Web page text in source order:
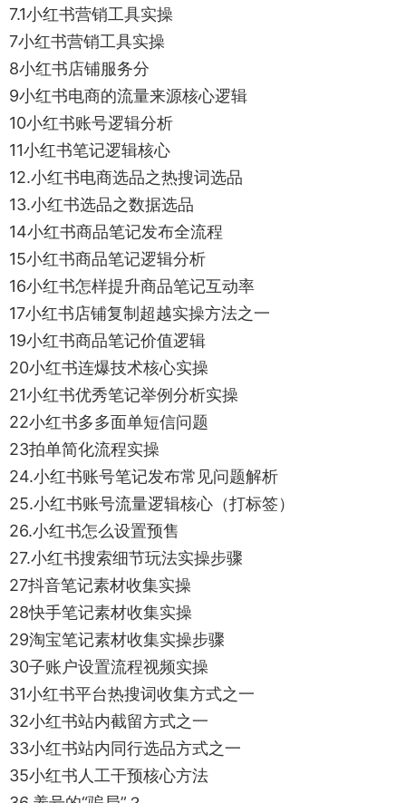
7.1小红书营销工具实操
7小红书营销工具实操
8小红书店铺服务分
9小红书电商的流量来源核心逻辑
10小红书账号逻辑分析
11小红书笔记逻辑核心
12.小红书电商选品之热搜词选品
13.小红书选品之数据选品
14小红书商品笔记发布全流程
15小红书商品笔记逻辑分析
16小红书怎样提升商品笔记互动率
17小红书店铺复制超越实操方法之一
19小红书商品笔记价值逻辑
20小红书连爆技术核心实操
21小红书优秀笔记举例分析实操
22小红书多多面单短信问题
23拍单简化流程实操
24.小红书账号笔记发布常见问题解析
25.小红书账号流量逻辑核心（打标签）
26.小红书怎么设置预售
27.小红书搜索细节玩法实操步骤
27抖音笔记素材收集实操
28快手笔记素材收集实操
29淘宝笔记素材收集实操步骤
30子账户设置流程视频实操
31小红书平台热搜词收集方式之一
32小红书站内截留方式之一
33小红书站内同行选品方式之一
35小红书人工干预核心方法